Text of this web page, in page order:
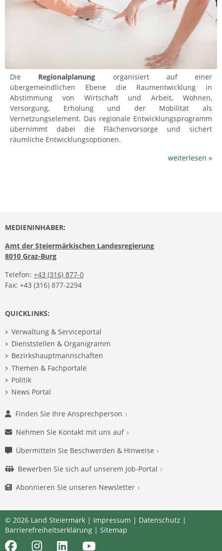
Die Regionalplanung organisiert auf einer
übergemeindlichen Ebene die Raumentwicklung in
Abstimmung von Wirtschaft und Arbeit, Wohnen,
Versorgung, Erholung und der Mobilität als
Vernetzungselement. Das regionale Entwicklungsprogramm
übernimmt dabei die Flächenvorsorge und sichert
räumliche Entwicklungsoptionen.
weiterlesen »
MEDIENINHABER:
Amt der Steiermärkischen Landesregierung
8010 Graz-Burg
Telefon: +43 (316) 877-0
Fax: +43 (316) 877-2294
QUICKLINKS:
Verwaltung & Serviceportal
Dienststellen & Organigramm
Bezirkshauptmannschaften
Themen & Fachportale
Politik
News Portal
Finden Sie Ihre Ansprechperson
Nehmen Sie Kontakt mit uns auf
Übermitteln Sie Beschwerden & Hinweise
Bewerben Sie sich auf unserem Job-Portal
Abonnieren Sie unseren Newsletter
© 2026 Land Steiermark | Impressum | Datenschutz |
Barrierefreiheitserklärung | Sitemap
FacebookInstagramLinkedInYoutube